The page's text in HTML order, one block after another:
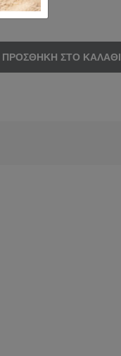
ΠΡΟΣΘΉΚΗ ΣΤΟ ΚΑΛΆΘΙ